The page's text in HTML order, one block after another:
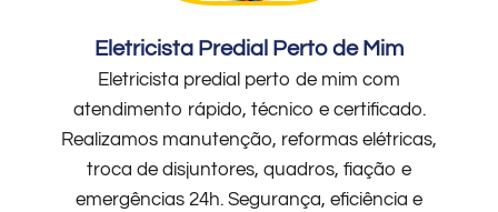
Eletricista Predial Perto de Mim
Eletricista predial perto de mim com
atendimento rápido, técnico e certificado.
Realizamos manutenção, reformas elétricas,
troca de disjuntores, quadros, fiação e
emergências 24h. Segurança, eficiência e